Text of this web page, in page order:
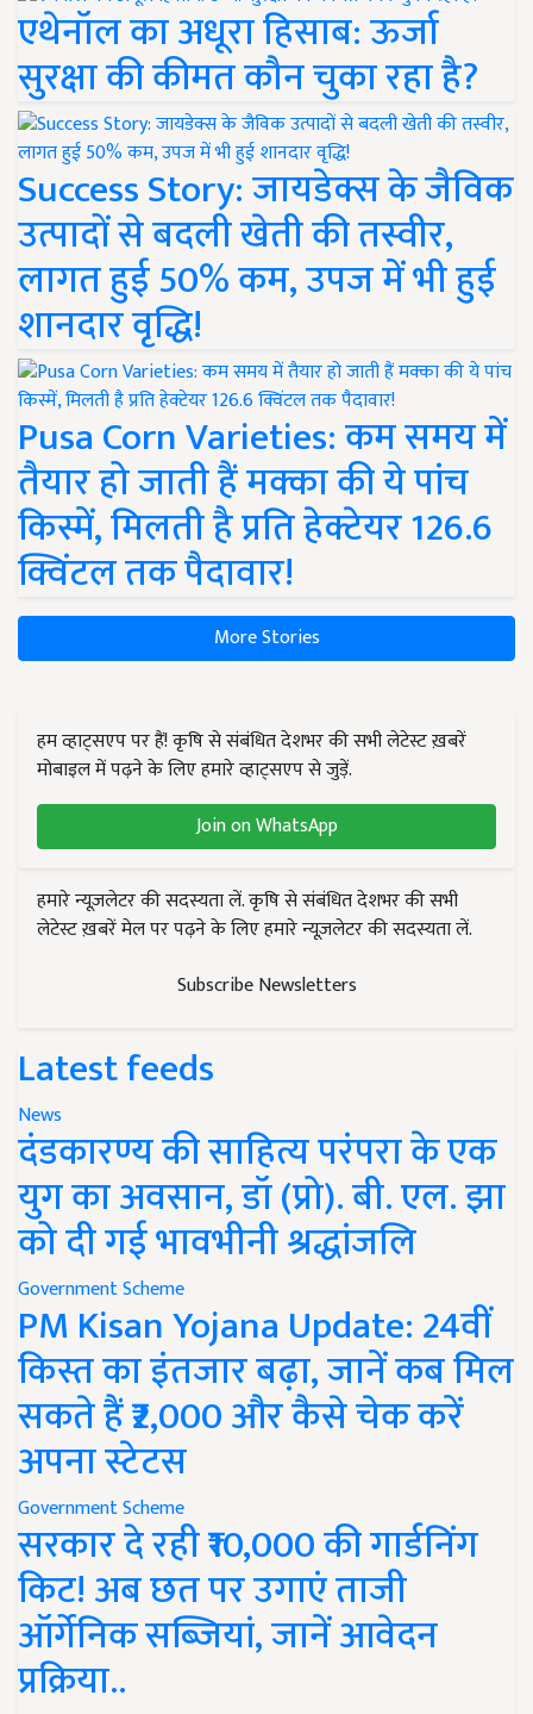
एथेनॉल का अधूरा हिसाब: ऊर्जा
सुरक्षा की कीमत कौन चुका रहा है?
Success Story: जायडेक्स के जैविक
उत्पादों से बदली खेती की तस्वीर,
लागत हुई 50% कम, उपज में भी हुई
शानदार वृद्धि!
Pusa Corn Varieties: कम समय में
तैयार हो जाती हैं मक्का की ये पांच
किस्में, मिलती है प्रति हेक्टेयर 126.6
क्विंटल तक पैदावार!
More Stories
हम व्हाट्सएप पर हैं! कृषि से संबंधित देशभर की सभी लेटेस्ट ख़बरें
मोबाइल में पढ़ने के लिए हमारे व्हाट्सएप से जुड़ें.
Join on WhatsApp
हमारे न्यूज़लेटर की सदस्यता लें. कृषि से संबंधित देशभर की सभी
लेटेस्ट ख़बरें मेल पर पढ़ने के लिए हमारे न्यूज़लेटर की सदस्यता लें.
Subscribe Newsletters
Latest feeds
News
दंडकारण्य की साहित्य परंपरा के एक
युग का अवसान, डॉ (प्रो). बी. एल. झा
को दी गई भावभीनी श्रद्धांजलि
Government Scheme
PM Kisan Yojana Update: 24वीं
किस्त का इंतजार बढ़ा, जानें कब मिल
सकते हैं ₹2,000 और कैसे चेक करें
अपना स्टेटस
Government Scheme
सरकार दे रही ₹10,000 की गार्डनिंग
किट! अब छत पर उगाएं ताजी
ऑर्गेनिक सब्जियां, जानें आवेदन
प्रक्रिया..